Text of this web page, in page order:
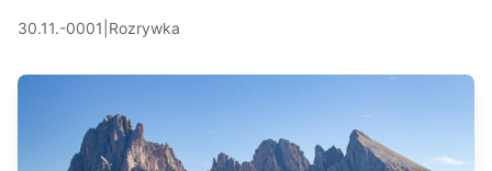
30.11.-0001 Rozrywka